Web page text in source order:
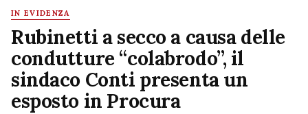
IN EVIDENZA
Rubinetti a secco a causa delle
condutture “colabrodo”, il
sindaco Conti presenta un
esposto in Procura